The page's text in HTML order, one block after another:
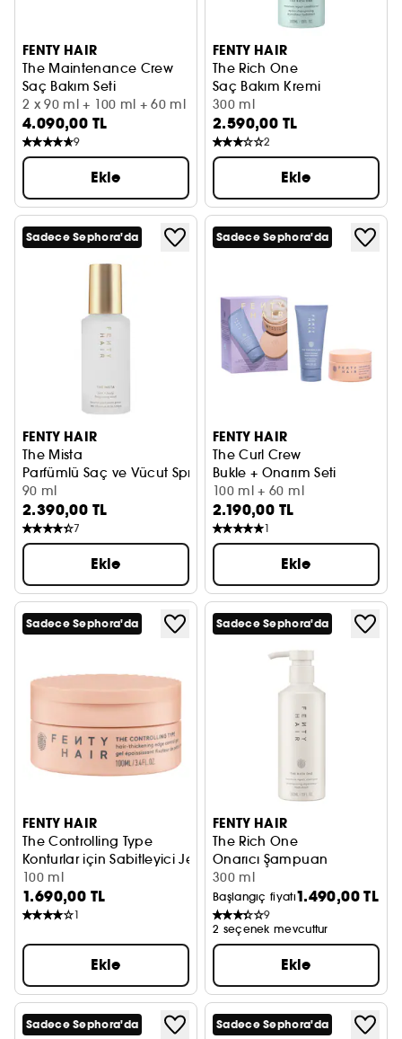
FENTY HAIR
The Maintenance Crew
Saç Bakım Seti
2 x 90 ml + 100 ml + 60 ml
4.090,00 TL
9
Ekle
FENTY HAIR
The Rich One
Saç Bakım Kremi
300 ml
2.590,00 TL
2
Ekle
Sadece Sephora'da
FENTY HAIR
The Mista
Parfümlü Saç ve Vücut Spreyi
90 ml
2.390,00 TL
7
Ekle
Sadece Sephora'da
FENTY HAIR
The Curl Crew
Bukle + Onarım Seti
100 ml + 60 ml
2.190,00 TL
1
Ekle
Sadece Sephora'da
FENTY HAIR
The Controlling Type
Konturlar için Sabitleyici Jel
100 ml
1.690,00 TL
1
Ekle
Sadece Sephora'da
FENTY HAIR
The Rich One
Onarıcı Şampuan
300 ml
Başlangıç fiyatı1.490,00 TL
9
2 seçenek mevcuttur
Ekle
Sadece Sephora'da Sadece Sephora'da